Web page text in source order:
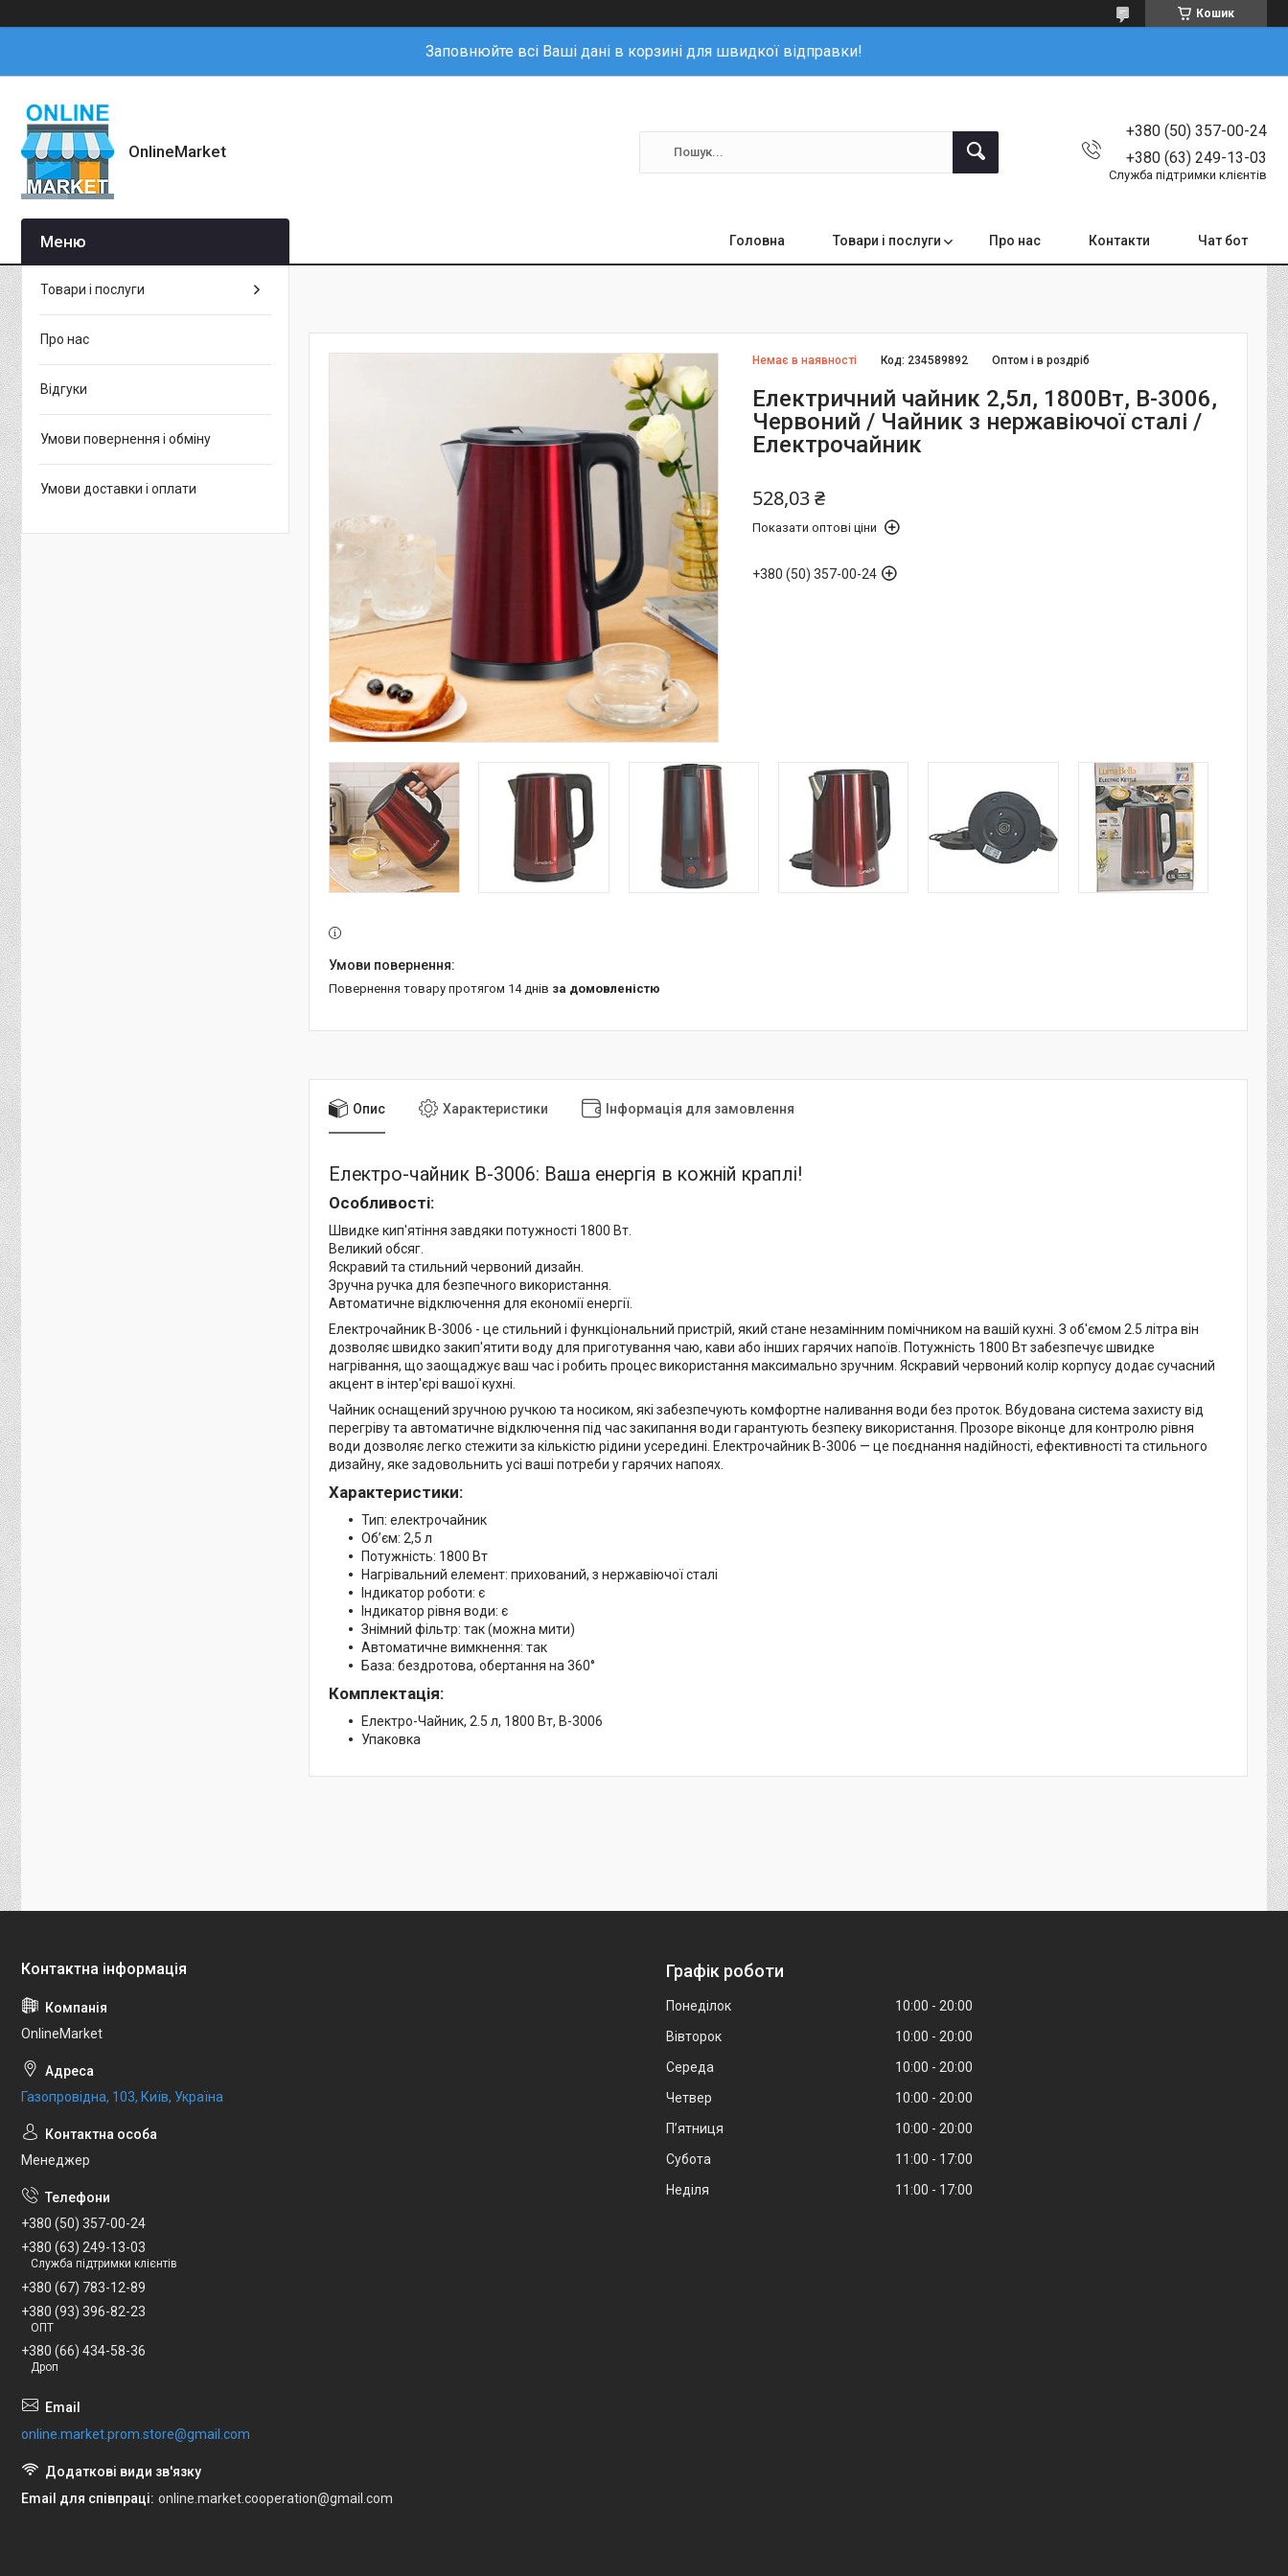
Кошик
Заповнюйте всі Ваші дані в корзині для швидкої відправки!
OnlineMarket
+380 (50) 357-00-24
+380 (63) 249-13-03
Служба підтримки клієнтів
Головна Товари і послуги Про нас Контакти Чат бот
Немає в наявності Оптом і в роздріб
Код: 234589892
Електричний чайник 2,5л, 1800Вт, B-3006,
Червоний / Чайник з нержавіючої сталі /
Електрочайник
528,03 ₴
Показати оптові ціни
+380 (50) 357-00-24
повернення товару протягом 14 днів за домовленістю
Опис Характеристики Інформація для замовлення
Електро-чайник B-3006: Ваша енергія в кожній краплі!
Особливості:
Швидке кип'ятіння завдяки потужності 1800 Вт.
Великий обсяг.
Яскравий та стильний червоний дизайн.
Зручна ручка для безпечного використання.
Автоматичне відключення для економії енергії.
Електрочайник B-3006 - це стильний і функціональний пристрій, який стане незамінним помічником на вашій кухні. З об'ємом 2.5 літра він
дозволяє швидко закип'ятити воду для приготування чаю, кави або інших гарячих напоїв. Потужність 1800 Вт забезпечує швидке
нагрівання, що заощаджує ваш час і робить процес використання максимально зручним. Яскравий червоний колір корпусу додає сучасний
акцент в інтер'єрі вашої кухні.
Чайник оснащений зручною ручкою та носиком, які забезпечують комфортне наливання води без проток. Вбудована система захисту від
перегріву та автоматичне відключення під час закипання води гарантують безпеку використання. Прозоре віконце для контролю рівня
води дозволяє легко стежити за кількістю рідини усередині. Електрочайник B-3006 — це поєднання надійності, ефективності та стильного
дизайну, яке задовольнить усі ваші потреби у гарячих напоях.
Характеристики:
Тип: електрочайник
Об’єм: 2,5 л
Потужність: 1800 Вт
Нагрівальний елемент: прихований, з нержавіючої сталі
Індикатор роботи: є
Індикатор рівня води: є
Знімний фільтр: так (можна мити)
Автоматичне вимкнення: так
База: бездротова, обертання на 360°
Комплектація:
Електро-Чайник, 2.5 л, 1800 Вт, B-3006
Упаковка
Товари і послуги
Про нас
Відгуки
Умови повернення і обміну
Умови доставки і оплати
OnlineMarket
Газопровідна, 103, Київ, Україна
Менеджер
+380 (50) 357-00-24
+380 (63) 249-13-03
Служба підтримки клієнтів
+380 (67) 783-12-89
+380 (93) 396-82-23
ОПТ
+380 (66) 434-58-36
Дроп
online.market.prom.store@gmail.com
Email для співпраці online.market.cooperation@gmail.com
Графік роботи
Понеділок 10:00
20:00
Вівторок
10:00
20:00
Середа
10:00
20:00
Четвер
10:00
20:00
Пʼятниця
10:00
20:00
Субота
11:00
17:00
Неділя
11:00 17:00